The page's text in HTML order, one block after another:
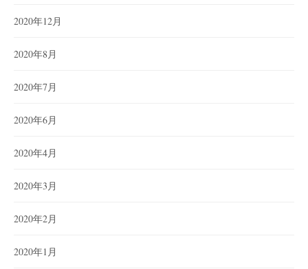
2020年12月
2020年8月
2020年7月
2020年6月
2020年4月
2020年3月
2020年2月
2020年1月